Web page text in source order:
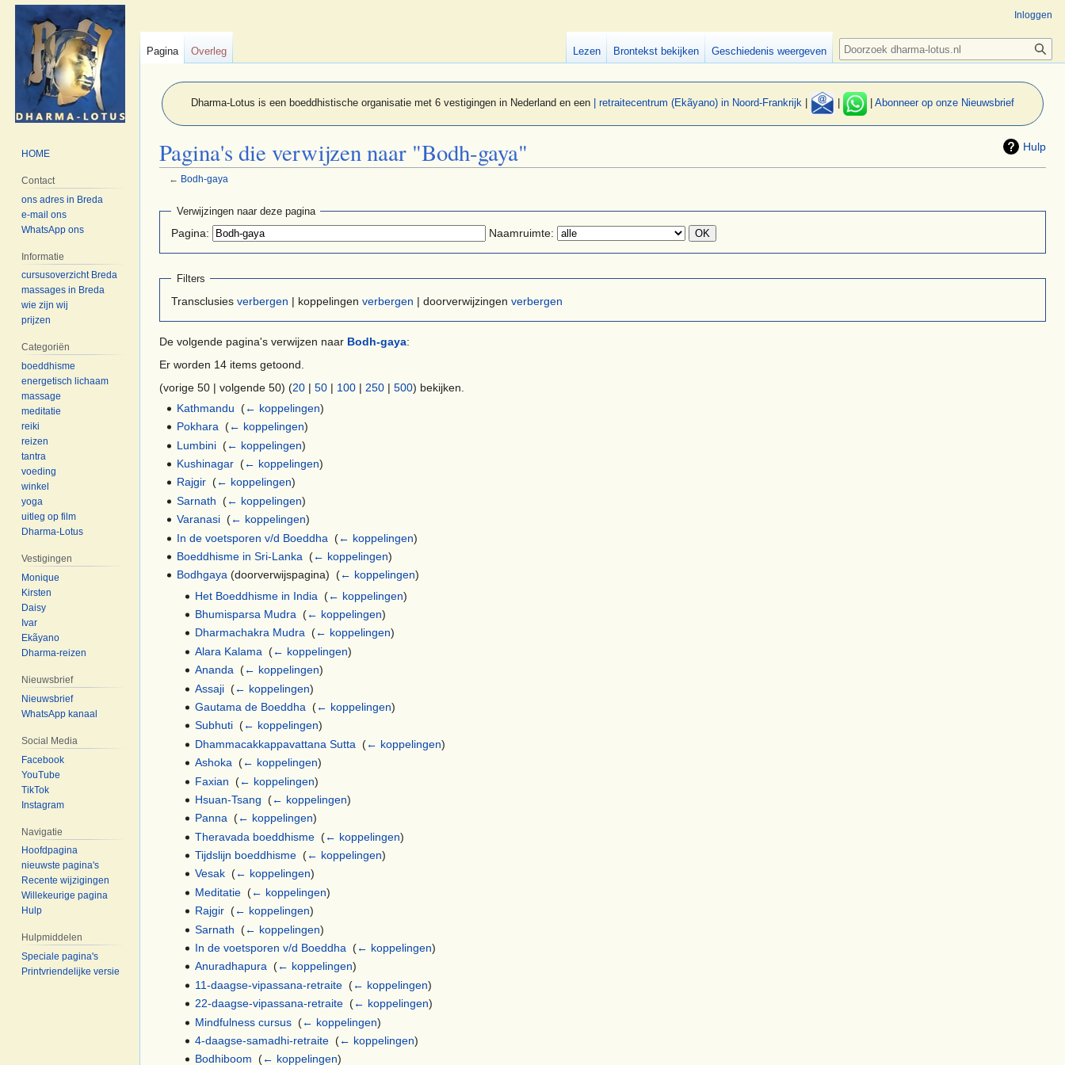
Dharma-Lotus is een boeddhistische organisatie met 6 vestigingen in Nederland en een | retraitecentrum (Ekãyano) in Noord-Frankrijk Abonneer op onze Nieuwsbrief
Hulp
Pagina's die verwijzen naar "Bodh-gaya"
← Bodh-gaya
Naar
springen
Naar
springen
Verwijzingen naar deze pagina
Pagina: Naamruimte:
Filters
Transclusies verbergen | koppelingen verbergen | doorverwijzingen verbergen
De volgende pagina's verwijzen naar Bodh-gaya:
Er worden 14 items getoond.
(vorige 50 | volgende 50) (20 | 50 | 100 | 250 | 500) bekijken.
Kathmandu ‎(← koppelingen)
Pokhara ‎(← koppelingen)
Lumbini ‎(← koppelingen)
Kushinagar ‎(← koppelingen)
Rajgir ‎(← koppelingen)
Sarnath ‎(← koppelingen)
Varanasi ‎(← koppelingen)
In de voetsporen v/d Boeddha ‎(← koppelingen)
Boeddhisme in Sri-Lanka ‎(← koppelingen)
Bodhgaya (doorverwijspagina) ‎(← koppelingen)
Het Boeddhisme in India (← koppelingen)
Bhumisparsa Mudra (← koppelingen)
Dharmachakra Mudra‎ (← koppelingen)
Alara Kalama (← koppelingen)
Ananda (← koppelingen)
Assaji‎ (← koppelingen)
Gautama de Boeddha (← koppelingen)
Subhuti‎ (← koppelingen)
Dhammacakkappavattana Sutta (← koppelingen)
Ashoka (← koppelingen)
Faxian (← koppelingen)
Hsuan-Tsang (← koppelingen)
Panna‎ (← koppelingen)
Theravada boeddhisme‎ (← koppelingen)
Tijdslijn boeddhisme‎ (← koppelingen)
Vesak‎ (← koppelingen)
Meditatie‎ (← koppelingen)
Rajgir‎ (← koppelingen)
Sarnath (← koppelingen)
In de voetsporen v/d Boeddha (← koppelingen)
Anuradhapura‎ (← koppelingen)
11-daagse-vipassana-retraite‎ (← koppelingen)
22-daagse-vipassana-retraite‎ (← koppelingen)
Mindfulness cursus‎ (← koppelingen)
4-daagse-samadhi-retraite‎ (← koppelingen)
Bodhiboom (← koppelingen)
Inloggen
Pagina Overleg Lezen Brontekst bekijken Geschiedenis weergeven Zoeken
HOME
Contact
ons adres in Breda
e-mail ons
WhatsApp ons
Informatie
cursusoverzicht Breda
massages in Breda
wie zijn wij
prijzen
Categoriën
boeddhisme
energetisch lichaam
massage
meditatie
reiki
reizen
tantra
voeding
winkel
yoga
uitleg op film
Dharma-Lotus
Vestigingen
Monique
Kirsten
Daisy
Ivar
Ekãyano
Dharma-reizen
Nieuwsbrief
Nieuwsbrief
WhatsApp kanaal
Social Media
Facebook
YouTube
TikTok
Instagram
Navigatie
Hoofdpagina
nieuwste pagina's
Recente wijzigingen
Willekeurige pagina
Hulp
Hulpmiddelen
Speciale pagina's
Printvriendelijke versie